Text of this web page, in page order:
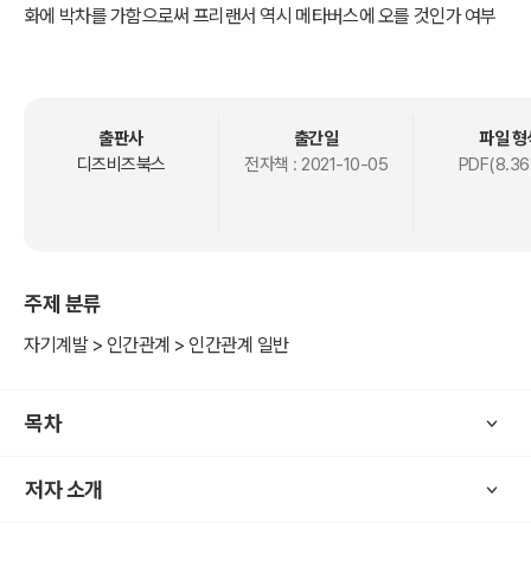
화에 박차를 가함으로써 프리랜서 역시 메타버스에 오를 것인가 여부
타운, 제페토 그리고 이프랜드를 활용하는 방법을 자세하게 정리한 프
리랜서용 머타버스 활용 지침서이다, 메타버스 이해, 게더타운 가상공
요약-본문일부
진행은 더욱 활성화 될 것이다. 이러한 상황에서 긱 경제의 대표라 할
따라서 기업 혹은 교육업체들은 메타버스를 활용한 강의요청이 많아
출판사
디즈비즈북스
출간일
전자책 : 2021-10-05
파일 형
주제 분류
자기계발 > 인간관계 > 인간관계 일반
목차
저자 소개